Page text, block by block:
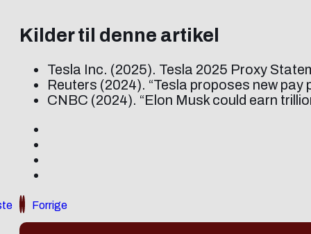
Kilder til denne artikel
Tesla Inc. (2025). Tesla 2025 Proxy
Reuters (2024). “Tesla proposes new
CNBC (2024). “Elon Musk could earn
Forrige